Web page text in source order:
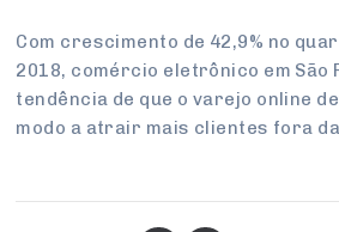
PROJETOS ESPECIAIS:
UM BRASIL
Internacional
Modernização do Estado
Trabalho
Empresas
Arbitragem e Mediação
Negócios
Varejo
Serviços
Sustentabilidade
INSTITUCIONAL
Sobre
Negociações Coletivas
CONSELHOS
Com crescimento de 42,9% no
2018, comércio eletrônico em São
tendência de que o varejo online
modo a atrair mais clientes fora